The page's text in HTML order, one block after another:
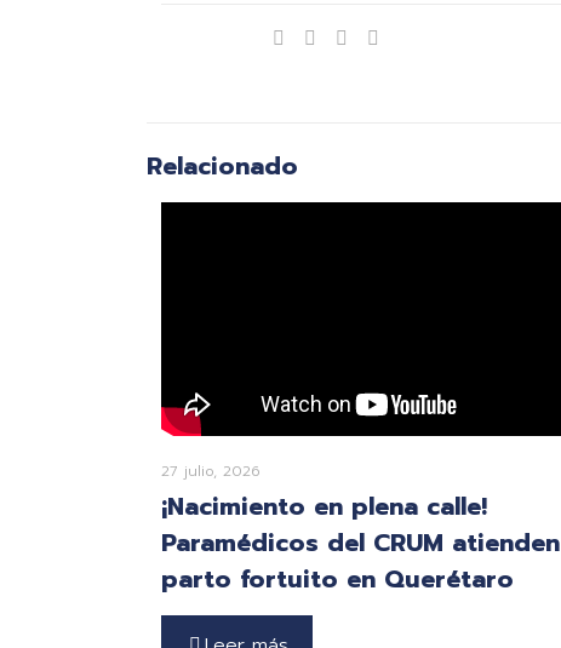
Relacionado
27 julio, 2026
¡Nacimiento en plena calle!
Paramédicos del CRUM atienden
parto fortuito en Querétaro